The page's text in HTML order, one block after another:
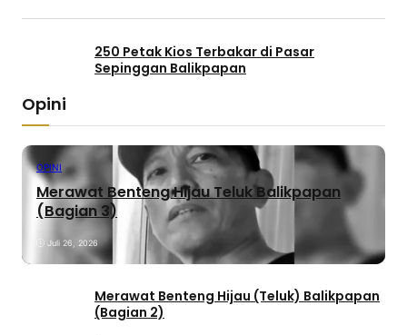
250 Petak Kios Terbakar di Pasar
Sepinggan Balikpapan
Opini
OPINI
Merawat Benteng Hijau Teluk Balikpapan
(Bagian 3)
Juli 26, 2026
Merawat Benteng Hijau (Teluk) Balikpapan
(Bagian 2)